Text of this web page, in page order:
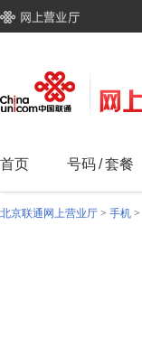
首页 号码/套餐
北京联通网上营业厅 > 手机 >